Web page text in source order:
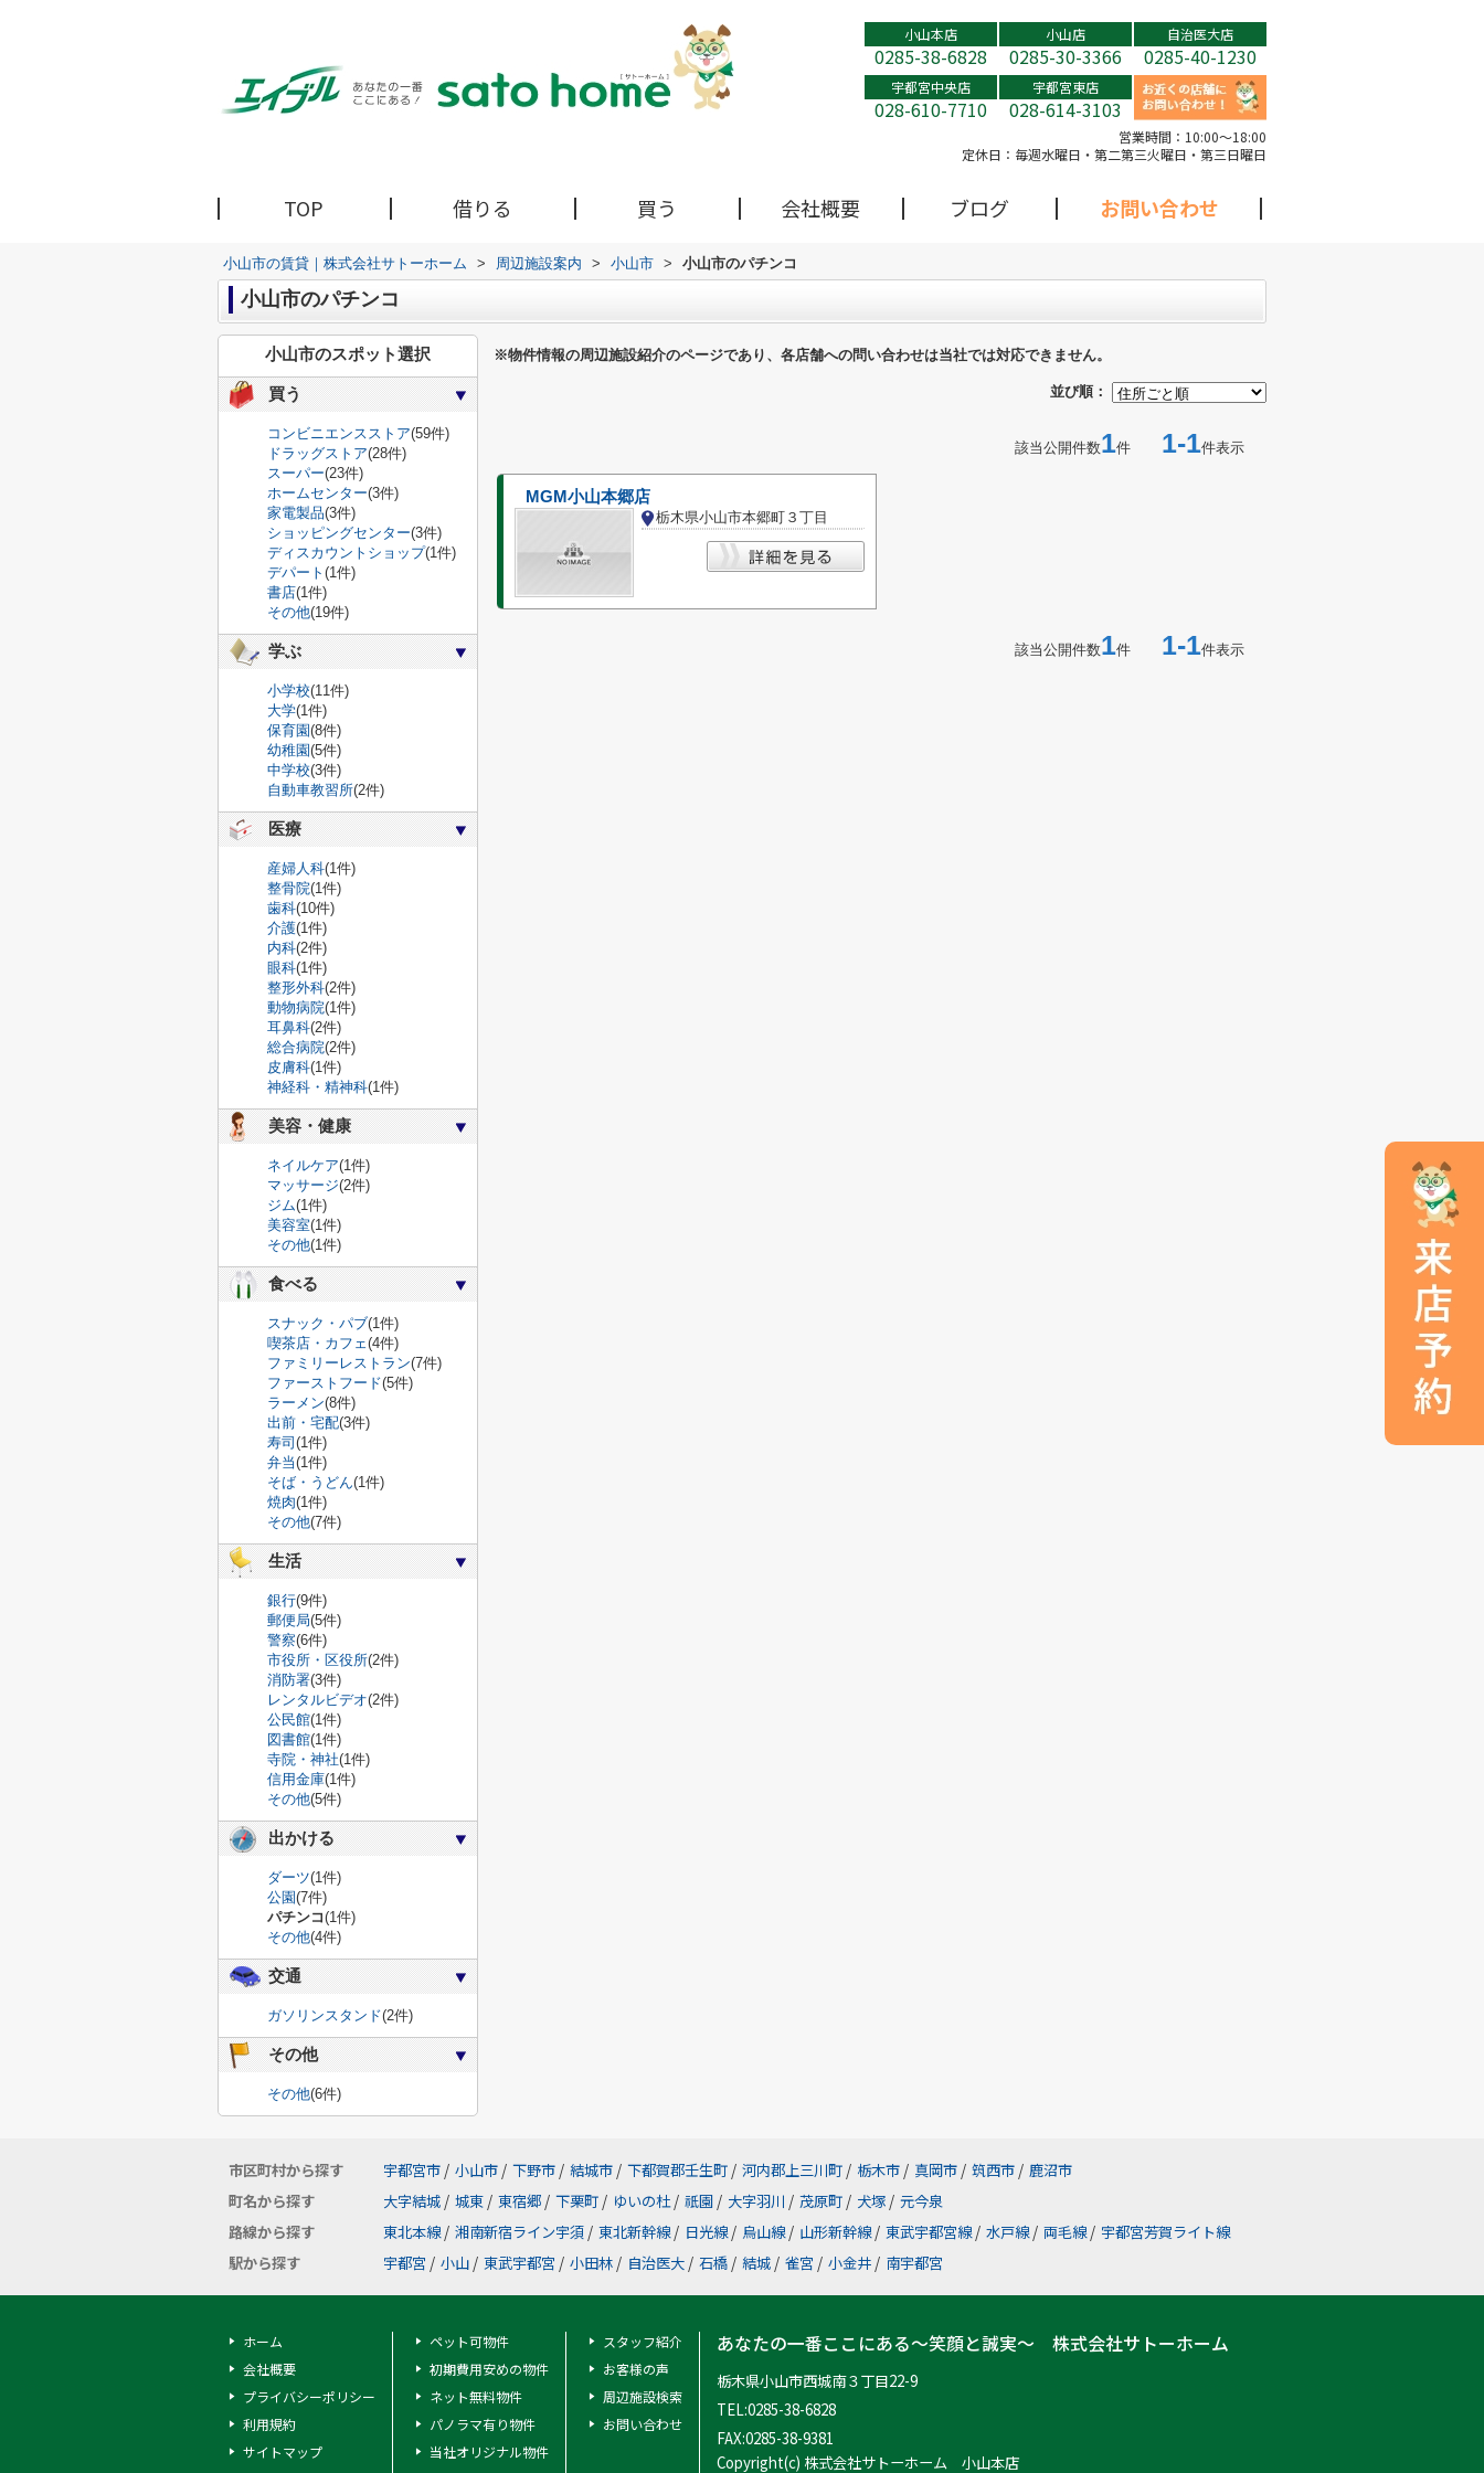
小山本店
0285-38-6828
小山店
0285-30-3366
自治医大店
0285-40-1230
宇都宮中央店
028-610-7710
宇都宮東店
028-614-3103
営業時間： 10:00～18:00
定休日： 毎週水曜日・第二第三火曜日・第三日曜日
TOP 借りる 買う 会社概要 ブログ お問い合わせ
小山市の賃貸｜株式会社サトーホーム > 周辺施設案内 > 小山市 > 小山市のパチンコ
小山市のパチンコ
※物件情報の周辺施設紹介のページであり、各店舗への問い合わせは当社では対応できません。
並び順：
該当公開件数1件 1-1件表示
MGM小山本郷店
栃木県小山市本郷町３丁目
該当公開件数1件 1-1件表示
小山市のスポット選択
買う
コンビニエンスストア(59件)
ドラッグストア(28件)
スーパー(23件)
ホームセンター(3件)
家電製品(3件)
ショッピングセンター(3件)
ディスカウントショップ(1件)
デパート (1件)
書店(1件)
その他(19件)
学ぶ
小学校(11件)
大学(1件)
保育園(8件)
幼稚園(5件)
中学校(3件)
自動車教習所(2件)
医療
産婦人科(1件)
整骨院(1件)
歯科(10件)
介護(1件)
内科(2件)
眼科(1件)
整形外科(2件)
動物病院(1件)
耳鼻科(2件)
総合病院(2件)
皮膚科(1件)
神経科・精神科(1件)
美容・健康
ネイルケア(1件)
マッサージ(2件)
ジム(1件)
美容室(1件)
その他(1件)
食べる
スナック・パブ(1件)
喫茶店・カフェ(4件)
ファミリーレストラン(7件)
ファーストフード(5件)
ラーメン(8件)
出前・宅配(3件)
寿司 (1件)
弁当(1件)
そば・うどん(1件)
焼肉(1件)
その他(7件)
生活
銀行(9件)
郵便局(5件)
警察(6件)
市役所・区役所(2件)
消防署(3件)
レンタルビデオ(2件)
公民館(1件)
図書館(1件)
寺院・神社(1件)
信用金庫(1件)
その他(5件)
出かける
ダーツ(1件)
公園(7件)
パチンコ(1件)
その他(4件)
交通
ガソリンスタンド(2件)
その他
その他(6件)
市区町村から探す 宇都宮市 / 小山市 / 下野市 / 結城市 / 下都賀郡壬生町 / 河内郡上三川町 / 栃木市 / 真岡市 / 筑西市 / 鹿沼市
町名から探す
大字結城 / 城東 / 東宿郷 / 下栗町 / ゆいの杜 / 祇園 / 大字羽川 / 茂原町 / 犬塚 / 元今泉
路線から探す
東北本線 / 湘南新宿ライン宇須 / 東北新幹線 / 日光線 / 烏山線 / 山形新幹線 / 東武宇都宮線 / 水戸線 / 両毛線 / 宇都宮芳賀ライト線
駅から探す
宇都宮 / 小山 / 東武宇都宮 / 小田林 / 自治医大 / 石橋 / 結城 / 雀宮 / 小金井 / 南宇都宮
ホーム
会社概要
プライバシーポリシー
利用規約
サイトマップ
ペット可物件
初期費用安めの物件
ネット無料物件
パノラマ有り物件
当社オリジナル物件
スタッフ紹介
お客様の声
周辺施設検索
お問い合わせ
あなたの一番ここにある～笑顔と誠実～ 株式会社サトーホーム
栃木県小山市西城南３丁目22-9
TEL:0285-38-6828
FAX:0285-38-9381
Copyright(c) 株式会社サトーホーム 小山本店